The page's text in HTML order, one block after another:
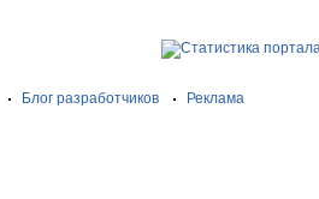
Блог разработчиков
Реклама